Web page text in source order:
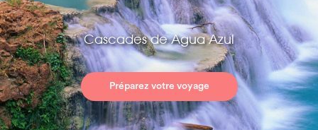
Cascades de Agua Azul
Préparez votre voyage